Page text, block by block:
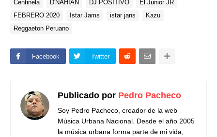
Centinela D'NAHIAN DJ POSITIVO
El Junior JR
FEBRERO 2020
Istar Jams istar jans
Kazu
Reggaeton Peruano
Facebook Twitter
Publicado por Pedro Pacheco
Soy Pedro Pacheco, creador de la web
Música Urbana Nacional. Desde el año 2005
la música urbana forma parte de mi vida,